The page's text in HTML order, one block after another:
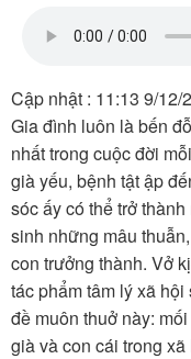
Văn học
Nghệ thuật
Sân khấu
Thiếu nhi
Kết nối VOV6
TÌM KIẾM
Cập nhật : 11:13 9/12/
Gia đình luôn là bến
nhất trong cuộc đời
già yếu, bệnh tật ập
sóc ấy có thể trở
sinh những mâu
con trưởng thành. Vở
tác phẩm tâm lý xã
đề muôn thuở này:
già và con cái trong